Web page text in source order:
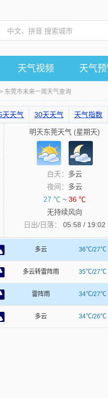
天气视频 天气
> 东莞市未来一周天气查询
天天气 30天天气 天气指数
明天东莞天气 (星期天)
白天： 多云
夜间： 多云
27 ℃ ~ 36 ℃
无持续风向
日出/日落：
05:58 / 19:02
多云 36℃/27℃
多云转雷阵雨 35℃/27℃
雷阵雨 34℃/27℃
多云 34℃/26℃